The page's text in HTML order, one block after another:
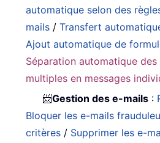
automatique selon des
mails /Transfert
Ajout automatique de
Séparation automatique
multiples en messages
📨Gestion des e-mails :
Bloquer les e-mails
critères / Supprimer les e-